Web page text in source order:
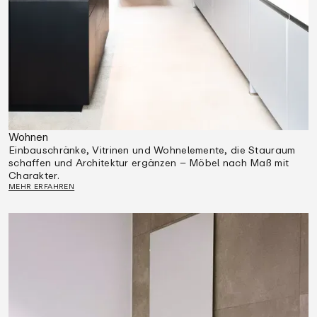
Wohnen
Einbauschränke, Vitrinen und Wohnelemente, die Stauraum
schaffen und Architektur ergänzen – Möbel nach Maß mit
Charakter.
MEHR ERFAHREN